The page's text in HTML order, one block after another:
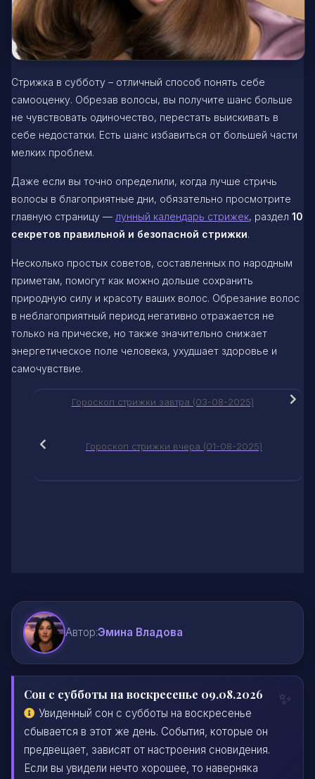
Стрижка в субботу – отличный способ понять себе
самооценку. Обрезав волосы, вы получите шанс больше
не чувствовать одиночество, перестать выискивать в
себе недостатки. Есть шанс избавиться от большей части
мелких проблем.
Даже если вы точно определили, когда лучше стричь
волосы в благоприятные дни, обязательно просмотрите
главную страницу — лунный календарь стрижек, раздел 10
секретов правильной и безопасной стрижки.
Несколько простых советов, составленных по народным
приметам, помогут как можно дольше сохранить
природную силу и красоту ваших волос. Обрезание волос
в неблагоприятный период негативно отражается не
только на прическе, но также значительно снижает
энергетическое поле человека, ухудшает здоровье и
самочувствие.
Гороскоп стрижки завтра (03-08-2025)
Гороскоп стрижки вчера (01-08-2025)
Автор:Эмина Владова
Сон с субботы на воскресенье 09.08.2026
Увиденный сон с субботы на воскресенье
сбывается в этот же день. События, которые он
предвещает, зависят от настроения сновидения.
Если вы увидели нечто хорошее, то наверняка